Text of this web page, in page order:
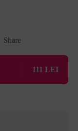
Share
111 LEI